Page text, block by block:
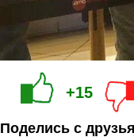
+15
Поделись с